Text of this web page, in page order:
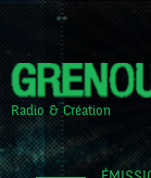
Radio & Création